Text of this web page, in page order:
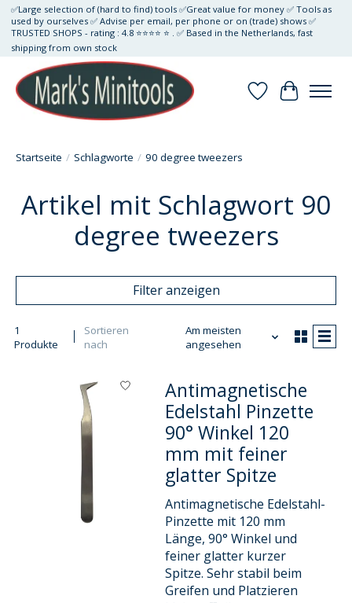
✅Large selection of (hard to find) tools ✅Great value for money ✅ Tools as
used by ourselves ✅ Advise per email, per phone or on (trade) shows ✅
TRUSTED SHOPS - rating : 4.8 ⭐⭐⭐⭐ ⭐ . ✅ Based in the Netherlands, fast
shipping from own stock
Wunschzettel
Ihr
Startseite / Schlagworte / 90 degree tweezers
Artikel mit Schlagwort 90
degree tweezers
Filter anzeigen
1
Produkte
Sortieren
nach
Am meisten
angesehen
Antimagnetische
Edelstahl Pinzette
90° Winkel 120
mm mit feiner
glatter Spitze
Antimagnetische Edelstahl-
Pinzette mit 120 mm
Länge, 90° Winkel und
feiner glatter kurzer
Spitze. Sehr stabil beim
Greifen und Platzieren